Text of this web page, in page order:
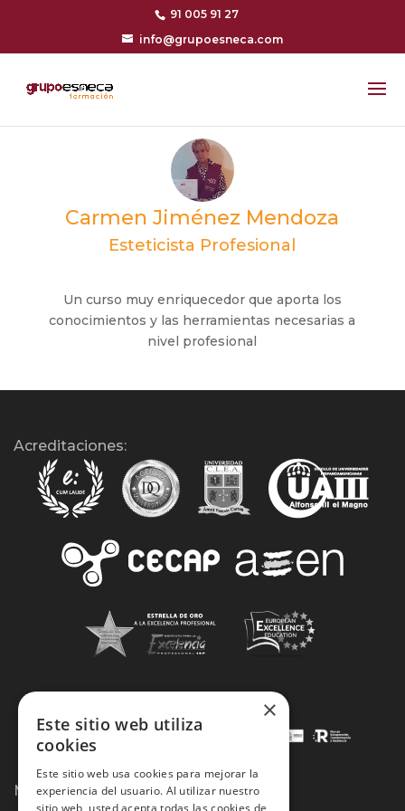
91 005 91 27
info@grupoesneca.com
Carmen Jiménez Mendoza
Esteticista Profesional
Un curso muy enriquecedor que aporta los
conocimientos y las herramientas necesarias a
nivel profesional
Acreditaciones:
Métodos de Pago:
×
Este sitio web utiliza
cookies
Este sitio web usa cookies para mejorar la
experiencia del usuario. Al utilizar nuestro
sitio web, usted acepta todas las cookies de